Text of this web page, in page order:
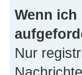
Wenn ich
Nur